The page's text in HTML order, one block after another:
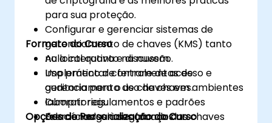
para sua proteção.
Configurar e gerenciar sistemas de
gerenciamento de chaves (KMS) tanto
no local quanto na nuvem.
Implementar controle de acesso e
auditoria para o uso de chaves.
Cumprir regulamentos e padrões
relacionados à segurança das chaves
Formato do Curso
Aula interativa e discussão.
Uso prático de ferramentas de
gerenciamento de chaves em ambientes
laboratoriais.
Exercícios guiados focados na
Opções de Personalização do Curso